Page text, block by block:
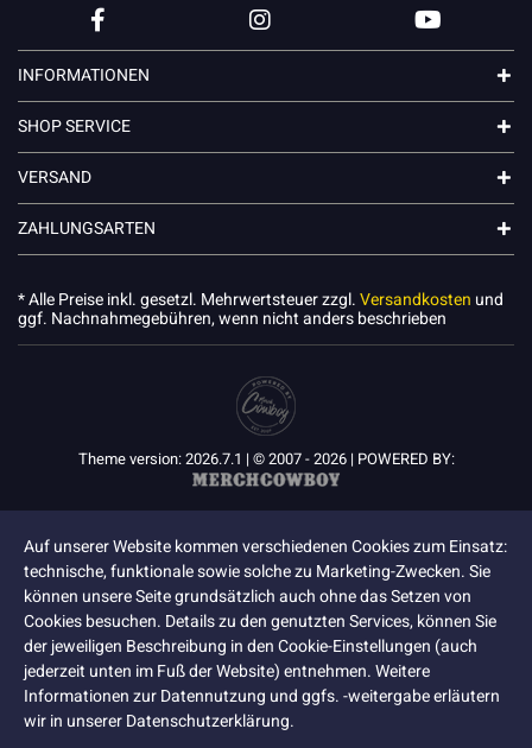
INFORMATIONEN
SHOP SERVICE
VERSAND
ZAHLUNGSARTEN
* Alle Preise inkl. gesetzl. Mehrwertsteuer zzgl.Versandkosten und
ggf. Nachnahmegebühren, wenn nicht anders beschrieben
Theme version: 2026.7.1 | © 2007 - 2026 | POWERED BY:
Auf unserer Website kommen verschiedenen Cookies zum Einsatz:
technische, funktionale sowie solche zu Marketing-Zwecken. Sie
können unsere Seite grundsätzlich auch ohne das Setzen von
Cookies besuchen. Details zu den genutzten Services, können Sie
der jeweiligen Beschreibung in den Cookie-Einstellungen (auch
jederzeit unten im Fuß der Website) entnehmen. Weitere
Informationen zur Datennutzung und ggfs. -weitergabe erläutern
wir in unserer Datenschutzerklärung.